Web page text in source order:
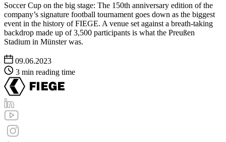
Soccer Cup on the big stage: The 150th anniversary edition of the
company’s signature football tournament goes down as the biggest
event in the history of FIEGE. A venue set against a breath-taking
backdrop made up of 3,500 participants is what the Preußen
Stadium in Münster was.
09.06.2023
3 min reading time